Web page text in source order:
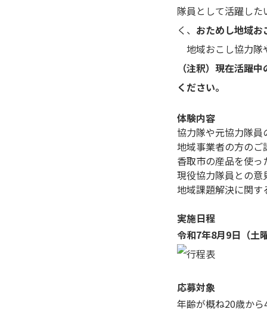
隊員として活躍し
く、 おためし地域お
地域おこし協力隊
（注釈）現在活躍
ください。
体験内容
協力隊や元協力隊
地域事業者の方のご
香取市の産品を使っ
現役協力隊員との意
地域課題解決に関
実施日程
令和7年8月9日（土
応募対象
年齢が概ね20歳か